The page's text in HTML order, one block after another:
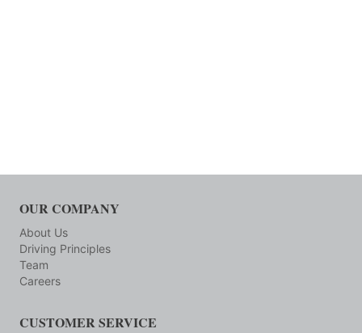
OUR COMPANY
About Us
Driving Principles
Team
Careers
CUSTOMER SERVICE